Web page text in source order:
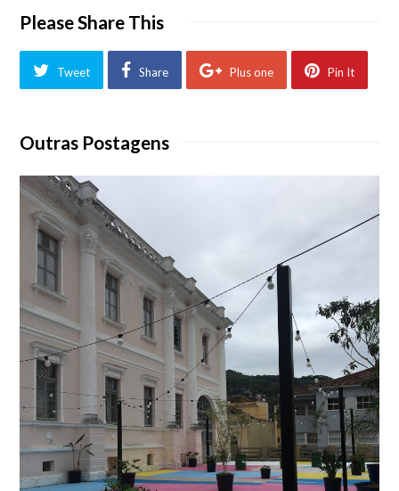
Please Share This
Tweet Share Plus one Pin It
Outras Postagens